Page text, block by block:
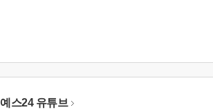
예스24 유튜브